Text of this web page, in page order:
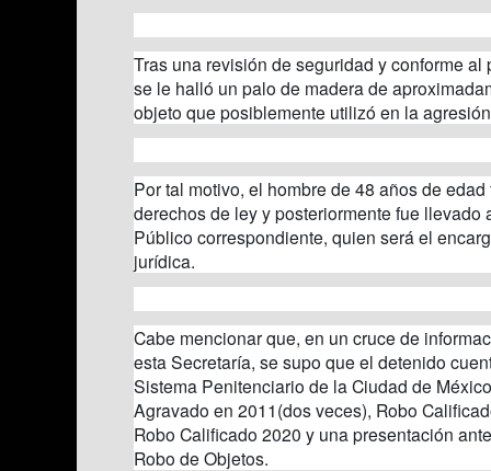
Tras una revisión de seguridad y conforme
se le halló un palo de madera de
objeto que posiblemente utilizó en la
Por tal motivo, el hombre de 48 años de
derechos de ley y posteriormente fue llevado
Público correspondiente, quien será el
jurídica.
Cabe mencionar que, en un cruce de
esta Secretaría, se supo que el detenido
Sistema Penitenciario de la Ciudad de
Agravado en 2011(dos veces), Robo
Robo Calificado 2020 y una presentación
Robo de Objetos.